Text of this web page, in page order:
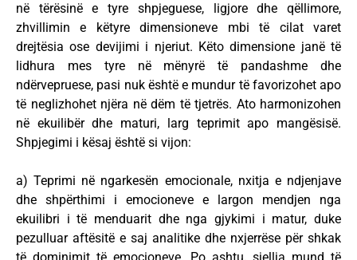
në tërësinë e tyre shpjeguese, ligjore dhe qëllimore,
zhvillimin e këtyre dimensioneve mbi të cilat varet
drejtësia ose devijimi i njeriut. Këto dimensione janë të
lidhura mes tyre në mënyrë të pandashme dhe
ndërvepruese, pasi nuk është e mundur të favorizohet apo
të neglizhohet njëra në dëm të tjetrës. Ato harmonizohen
në ekuilibër dhe maturi, larg teprimit apo mangësisë.
Shpjegimi i kësaj është si vijon:
a) Teprimi në ngarkesën emocionale, nxitja e ndjenjave
dhe shpërthimi i emocioneve e largon mendjen nga
ekuilibri i të menduarit dhe nga gjykimi i matur, duke
pezulluar aftësitë e saj analitike dhe nxjerrëse për shkak